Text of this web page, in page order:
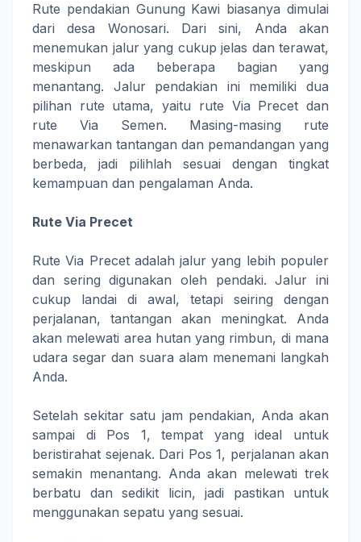
Rute pendakian Gunung Kawi biasanya dimulai
dari desa Wonosari. Dari sini, Anda akan
menemukan jalur yang cukup jelas dan terawat,
meskipun ada beberapa bagian yang
menantang. Jalur pendakian ini memiliki dua
pilihan rute utama, yaitu rute Via Precet dan
rute Via Semen. Masing-masing rute
menawarkan tantangan dan pemandangan yang
berbeda, jadi pilihlah sesuai dengan tingkat
kemampuan dan pengalaman Anda.
Rute Via Precet
Rute Via Precet adalah jalur yang lebih populer
dan sering digunakan oleh pendaki. Jalur ini
cukup landai di awal, tetapi seiring dengan
perjalanan, tantangan akan meningkat. Anda
akan melewati area hutan yang rimbun, di mana
udara segar dan suara alam menemani langkah
Anda.
Setelah sekitar satu jam pendakian, Anda akan
sampai di Pos 1, tempat yang ideal untuk
beristirahat sejenak. Dari Pos 1, perjalanan akan
semakin menantang. Anda akan melewati trek
berbatu dan sedikit licin, jadi pastikan untuk
menggunakan sepatu yang sesuai.